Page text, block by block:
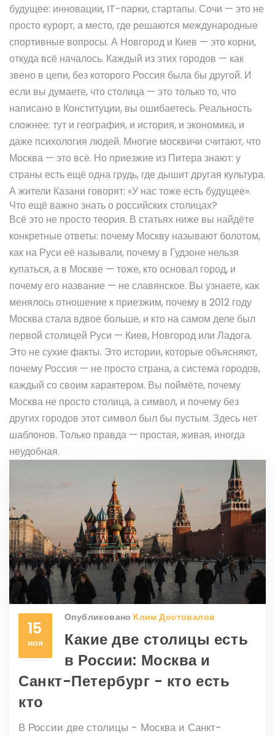
будущее: инновации, IT-парки, стартапы. Сочи — это не
просто курорт, а место, где решаются международные
спортивные вопросы. А Новгород и Киев — это корни,
откуда всё началось. Каждый из этих городов — как
звено в цепи, без которого Россия была бы другой. И
если вы думаете, что столица — это только то, что
написано в Конституции, вы ошибаетесь. Реальность
сложнее: тут и география, и история, и экономика, и
даже психология людей. Многие москвичи считают, что
Москва — это всё. Но приезжие из Питера знают: у
страны есть ещё одна грудь, где дышит другая культура.
А жители Казани говорят: «У нас тоже есть будущее».
Что ещё важно знать о российских столицах?
Всё это не просто теория. В статьях ниже вы найдёте
конкретные ответы: почему Москву называют болотом,
как на Руси её называли, почему в Гудзоне нельзя
купаться, а в Москве — тоже, кто основал город, и
почему его название — не славянское. Вы узнаете, как
менялось отношение к приезжим, почему в 2012 году
Москва стала вдвое больше, и кто на самом деле был
первой столицей Руси — Киев, Новгород или Ладога.
Это не сухие факты. Это истории, которые объясняют,
почему Россия — не просто страна, а система городов,
каждый со своим характером. Вы поймёте, почему
Москва не просто столица, а символ, и почему без
других городов этот символ был бы пустым. Здесь нет
шаблонов. Только правда — простая, живая, иногда
неудобная.
15
ноя
Опубликовано Клим Достовалов
Какие две столицы есть
в России: Москва и
Санкт-Петербург - кто есть
кто
В России две столицы - Москва и Санкт-